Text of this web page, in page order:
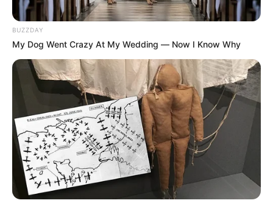
CAJAMARCA
Entregaron 500 bultos de
fertilizantes a productores
de arracacha en
Cajamarca
FERTILIZANTES
En un 200% aumentó el
costo de fertilizantes en el
Tolima
BUZZDAY
My Dog Went Crazy At My Wedding — Now I Know Why